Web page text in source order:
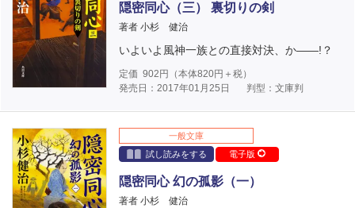
隠密同心（三） 裏切りの剣
著者 小杉 健治
いよいよ風神一族との直接対決、か――!？
定価 902 円（本体820円＋税）
発売日：2017年01月25日
判型：文庫判
一般文庫
試し読みをする
電子版
隠密同心 幻の孤影（一）
著者 小杉 健治